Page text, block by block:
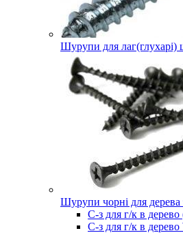
Шурупи для лаг(глухарі)
Шурупи чорні для дерева
С-з для г/к в дерево
С-з для г/к в